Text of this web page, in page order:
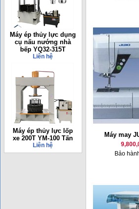
Máy ép thủy lực dụng
cụ nấu nướng nhà
bếp YQ32-315T
Liên hệ
Máy ép thủy lực lốp
xe 200T YM-100 Tấn
Liên hệ
Máy may
Bảo